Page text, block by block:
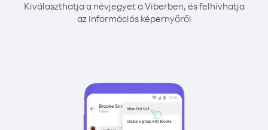
Kiválaszthatja a névjegyet a Viberben, és felhívhatja
az információs képernyőről